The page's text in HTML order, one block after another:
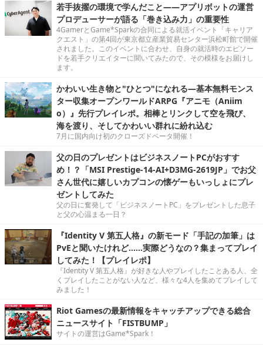
若手抜擢の環境で学んだこと――アプリボットの運営
プロデューサーが語る「巻き込み力」の重要性
4GamerとGame*Sparkの合同による就活イベント「キャリア
クエスト」の第4回が東京都立産業貿易センター浜松町館で開催
されました。このイベントに合わせ、自身の就活時のエピソー
ドを若手クリエイターに聞いてみたので、その模様をお届けし
ます。
かわいい生き物と"ひとつ"になれる―基本無料モンス
ター収集オープンワールドARPG『アニモ（Aniim
o）』先行プレイレポ。相棒とリンクして空を飛び、
海を渡り、そしてかわいい群れに紛れ込む
7月に国内向け初のクローズドベータ開催！
父の日のプレゼントはビジネスノートPCがおすす
め！？「MSI Prestige-14-AI+D3MG-2619JP」でお父
さん世代に嬉しいカプコンの懐ゲーもいっしょにプレ
ゼントしてみた
父の日に奮発して「ビジネスノートPC」をプレゼントした息子
と父の心温まる一日？
『Identity V 第五人格』の新モード「手記の加筆」は
PvEと聞いたけれど……実際どうなの？集まってプレイ
してみた！【プレイレポ】
『Identity V 第五人格』が好きな人やプレイしたことある人、全
くプレイしたことがない人など、様々な4人を集めてプレイして
みました！
Riot Gamesの最新情報をキャッチアップできる総合
ニュースサイト「FISTBUMP」
サイトの運営はGame*Spark！